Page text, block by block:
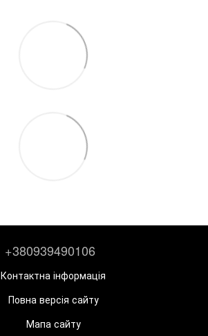
+380939490106
Контактна інформація
Повна версія сайту
Мапа сайту